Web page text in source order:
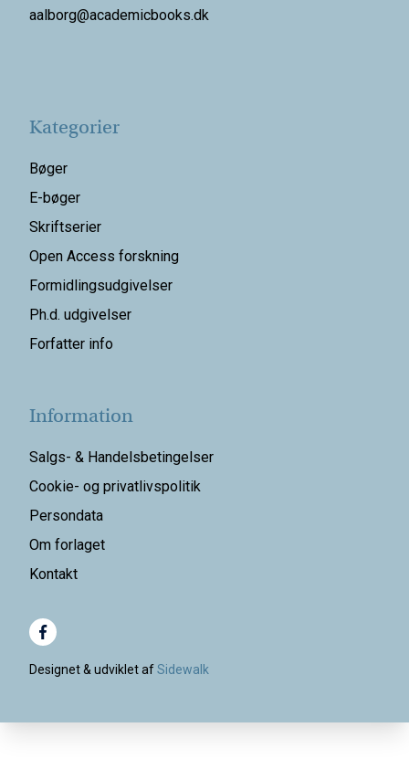
aalborg@academicbooks.dk
Kategorier
Bøger
E-bøger
Skriftserier
Open Access forskning
Formidlingsudgivelser
Ph.d. udgivelser
Forfatter info
Information
Salgs- & Handelsbetingelser
Cookie- og privatlivspolitik
Persondata
Om forlaget
Kontakt
Designet & udviklet afSidewalk